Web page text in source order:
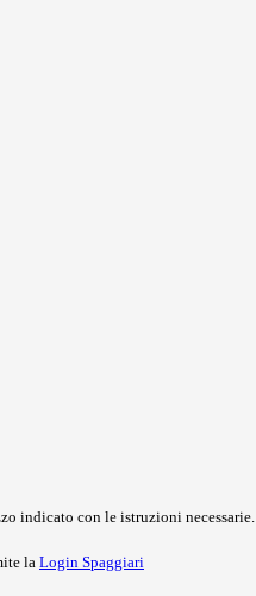
indicato con le istruzioni necessarie.
la Login Spaggiari